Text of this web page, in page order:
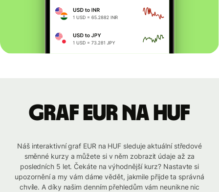
graf EUR na HUF
Náš interaktivní graf EUR na HUF sleduje aktuální středové
směnné kurzy a můžete si v něm zobrazit údaje až za
posledních 5 let. Čekáte na výhodnější kurz? Nastavte si
upozornění a my vám dáme vědět, jakmile přijde ta správná
chvíle. A díky našim denním přehledům vám neunikne nic